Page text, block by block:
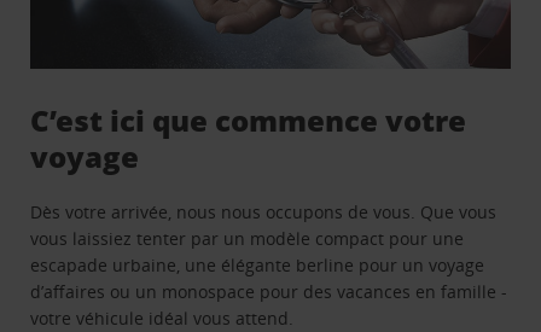
C’est ici que commence votre
voyage
Dès votre arrivée, nous nous occupons de vous. Que vous
vous laissiez tenter par un modèle compact pour une
escapade urbaine, une élégante berline pour un voyage
d’affaires ou un monospace pour des vacances en famille -
votre véhicule idéal vous attend.